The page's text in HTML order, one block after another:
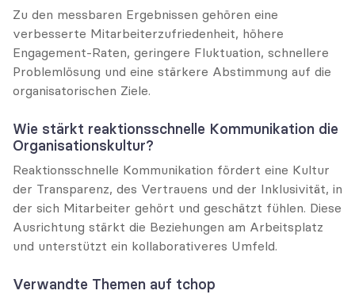
Zu den messbaren Ergebnissen gehören eine
verbesserte Mitarbeiterzufriedenheit, höhere
Engagement-Raten, geringere Fluktuation, schnellere
Problemlösung und eine stärkere Abstimmung auf die
organisatorischen Ziele.
Wie stärkt reaktionsschnelle Kommunikation die
Organisationskultur?
Reaktionsschnelle Kommunikation fördert eine Kultur
der Transparenz, des Vertrauens und der Inklusivität, in
der sich Mitarbeiter gehört und geschätzt fühlen. Diese
Ausrichtung stärkt die Beziehungen am Arbeitsplatz
und unterstützt ein kollaborativeres Umfeld.
Verwandte Themen auf tchop